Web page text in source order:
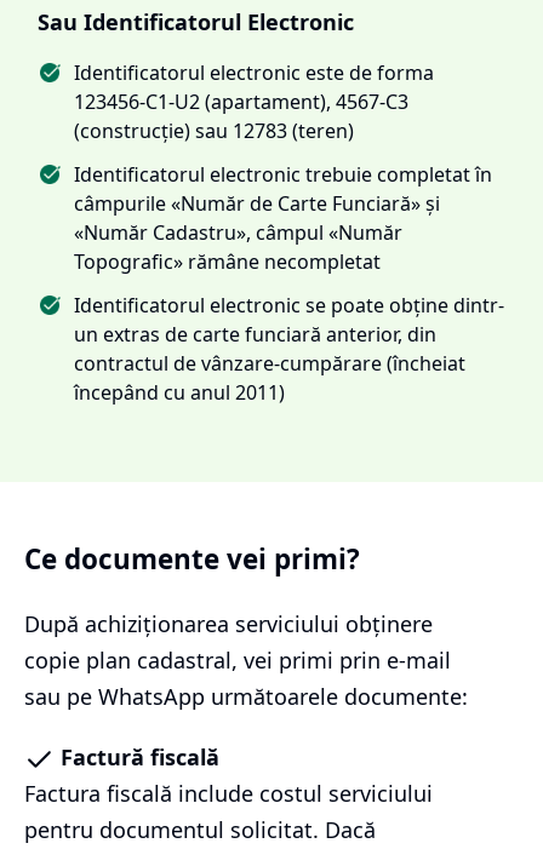
Sau Identificatorul Electronic
Identificatorul electronic este de forma
123456-C1-U2 (apartament), 4567-C3
(construcție) sau 12783 (teren)
Identificatorul electronic trebuie completat în
câmpurile «Număr de Carte Funciară» și
«Număr Cadastru», câmpul «Număr
Topografic» rămâne necompletat
Identificatorul electronic se poate obține dintr-
un extras de carte funciară anterior, din
contractul de vânzare-cumpărare (încheiat
începând cu anul 2011)
Ce documente vei primi?
După achiziționarea serviciului obținere
copie plan cadastral, vei primi prin e-mail
sau pe WhatsApp următoarele documente:
Factură fiscală
Factura fiscală include costul serviciului
pentru documentul solicitat. Dacă